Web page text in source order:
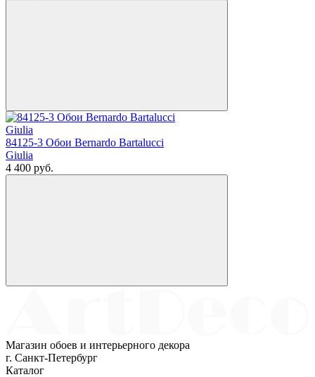
84125-3 Обои Bernardo Bartalucci
Giulia
4 400 руб.
Магазин обоев и интерьерного декора
г. Санкт-Петербург
Каталог